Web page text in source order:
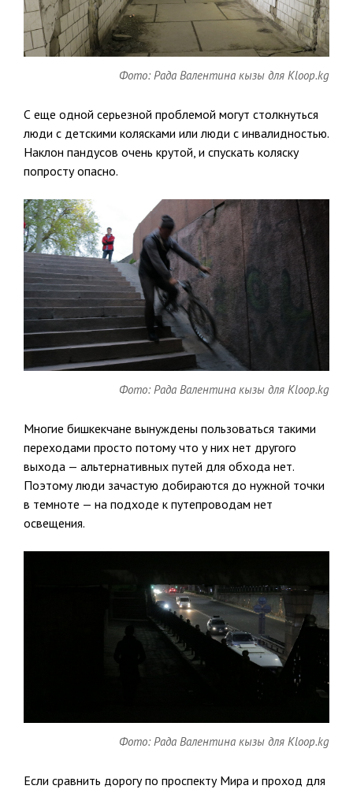
Фото: Рада Валентина кызы для Kloop.kg
С еще одной серьезной проблемой могут столкнуться
люди с детскими колясками или люди с инвалидностью.
Наклон пандусов очень крутой, и спускать коляску
попросту опасно.
Фото: Рада Валентина кызы для Kloop.kg
Многие бишкекчане вынуждены пользоваться такими
переходами просто потому что у них нет другого
выхода — альтернативных путей для обхода нет.
Поэтому люди зачастую добираются до нужной точки
в темноте — на подходе к путепроводам нет
освещения.
Фото: Рада Валентина кызы для Kloop.kg
Если сравнить дорогу по проспекту Мира и проход для